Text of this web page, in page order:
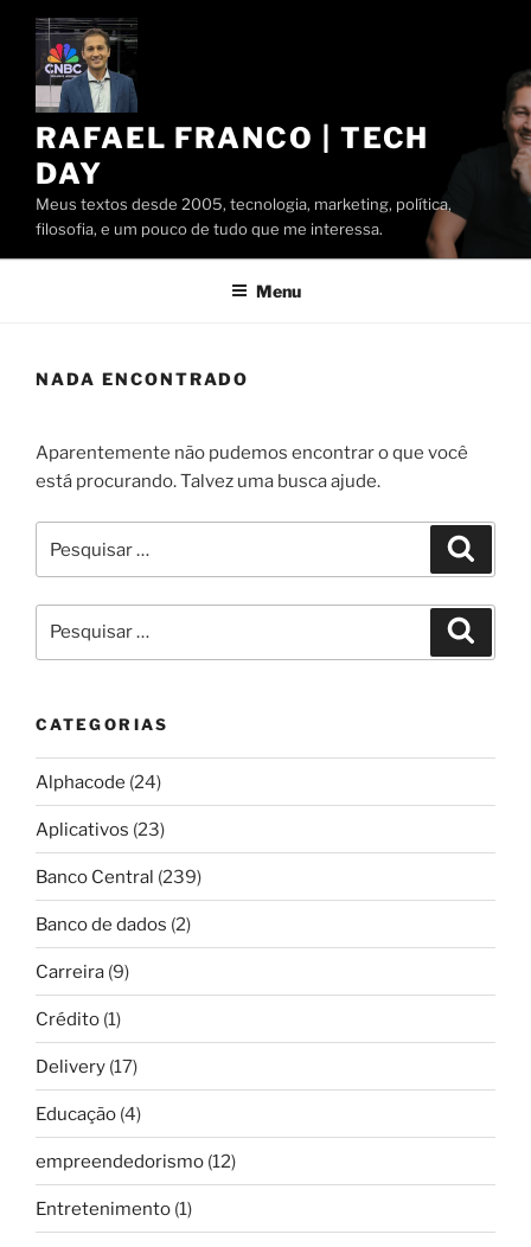
Pular
conteúdo
RAFAEL FRANCO | TECH
DAY
Meus textos desde 2005, tecnologia, marketing, política,
filosofia, e um pouco de tudo que me interessa.
Menu
NADA ENCONTRADO
Aparentemente não pudemos encontrar o que você
está procurando. Talvez uma busca ajude.
por:
por:
CATEGORIAS
Alphacode (24)
Aplicativos (23)
Banco Central (239)
Banco de dados (2)
Carreira (9)
Crédito (1)
Delivery (17)
Educação (4)
empreendedorismo (12)
Entretenimento (1)